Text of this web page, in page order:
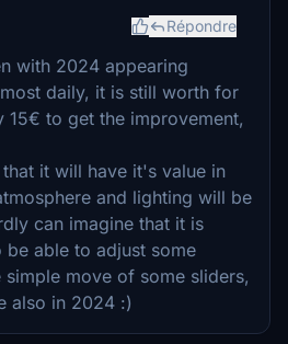
Répondre
with 2024 appearing
daily, it is still worth for
15€ to get the improvement,
it will have it's value in
and lighting will be
can imagine that it is
able to adjust some
simple move of some sliders,
also in 2024 :)